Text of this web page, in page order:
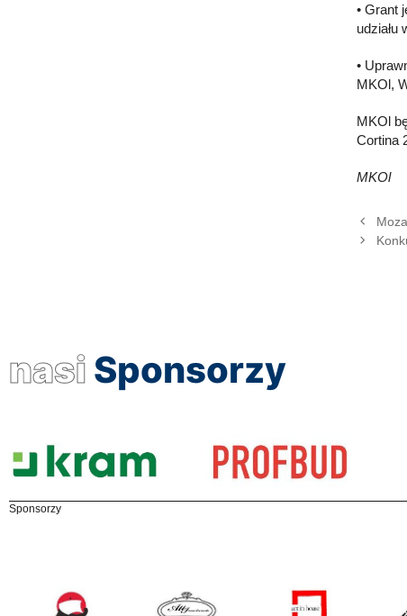
• Grant
udziału
•
MKOl,
MKOl
Cortina
MKOl
nasi Sponsorzy
Sponsorzy